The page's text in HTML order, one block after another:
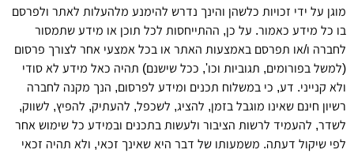
מוגן על ידי זכויות כלשהן והינך נדרש להימנע מלהעלות לאתר ולפרסם
בו כל מידע כאמור. על כן, ההתייחסות לכל תוכן או מידע שתמסור
לחברה ו/או תפרסם באמצעות האתר או בכל אמצעי אחר לצורך פרסום
(למשל בפורומים, תגוביות וכו', ככל שישנם) תהיה כאל מידע לא סודי
ולא קנייני. דע, כי במשלוח תכנים ומידע לפרסום, הנך מקנה לחברה
רשיון חינם שאינו מוגבל בזמן, להציג, לשכפל, להעתיק, להפיץ, לשווק,
לשדר, להעמיד לרשות הציבור ולעשות בתכנים ובמידע כל שימוש אחר
לפי שיקול דעתה. משמעותו של דבר היא שאינך זכאי, ולא תהיה זכאי